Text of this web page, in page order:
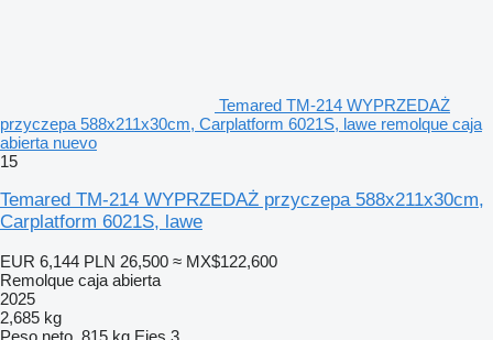
Temared TM-214 WYPRZEDAŻ
przyczepa 588x211x30cm, Carplatform 6021S, lawe remolque caja
abierta nuevo
15
Temared TM-214 WYPRZEDAŻ przyczepa 588x211x30cm,
Carplatform 6021S, lawe
EUR 6,144 PLN 26,500 ≈ MX$122,600
Remolque caja abierta
2025
2,685 kg
Peso neto 815 kg Ejes 3